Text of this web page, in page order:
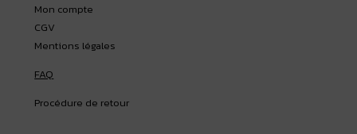
Mon compte
CGV
Mentions légales
FAQ
Procédure de retour